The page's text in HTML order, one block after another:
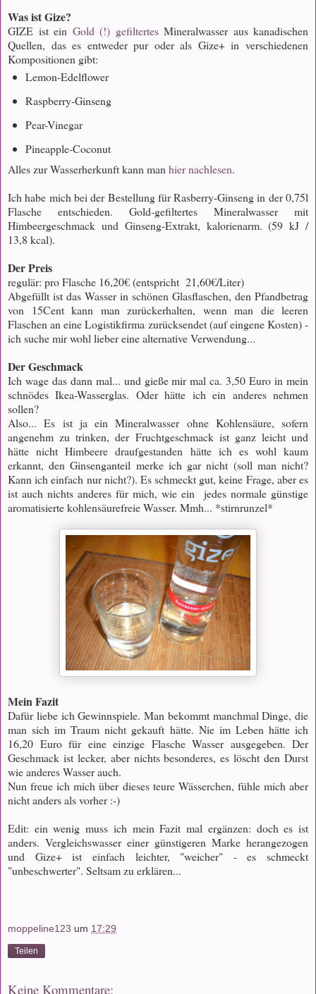
Was ist Gize?
GIZE ist ein Gold (!) gefiltertesMineralwasser aus kanadischen
Quellen, das es entweder pur oder als Gize+ in verschiedenen
Kompositionen gibt:
Lemon-Edelflower
Raspberry-Ginseng
Pear-Vinegar
Pineapple-Coconut
Alles zur Wasserherkunft kann man hier nachlesen.
Ich habe mich bei der Bestellung für Rasberry-Ginseng in der 0,75l
Flasche entschieden. Gold-gefiltertes Mineralwasser mit
Himbeergeschmack und Ginseng-Extrakt, kalorienarm. (59 kJ /
13,8 kcal).
Der Preis
regulär: pro Flasche 16,20€ (entspricht 21,60€/Liter)
Abgefüllt ist das Wasser in schönen Glasflaschen, den Pfandbetrag
von 15Cent kann man zurückerhalten, wenn man die leeren
Flaschen an eine Logistikfirma zurücksendet (auf eingene Kosten) -
ich suche mir wohl lieber eine alternative Verwendung...
Der Geschmack
Ich wage das dann mal... und gieße mir mal ca. 3,50 Euro in mein
schnödes Ikea-Wasserglas. Oder hätte ich ein anderes nehmen
sollen?
Also... Es ist ja ein Mineralwasser ohne Kohlensäure, sofern
angenehm zu trinken, der Fruchtgeschmack ist ganz leicht und
hätte nicht Himbeere draufgestanden hätte ich es wohl kaum
erkannt, den Ginsenganteil merke ich gar nicht (soll man nicht?
Kann ich einfach nur nicht?). Es schmeckt gut, keine Frage, aber es
ist auch nichts anderes für mich, wie ein jedes normale günstige
aromatisierte kohlensäurefreie Wasser. Mmh... *stirnrunzel*
Mein Fazit
Dafür liebe ich Gewinnspiele. Man bekommt manchmal Dinge, die
man sich im Traum nicht gekauft hätte. Nie im Leben hätte ich
16,20 Euro für eine einzige Flasche Wasser ausgegeben. Der
Geschmack ist lecker, aber nichts besonderes, es löscht den Durst
wie anderes Wasser auch.
Nun freue ich mich über dieses teure Wässerchen, fühle mich aber
nicht anders als vorher :-)
Edit: ein wenig muss ich mein Fazit mal ergänzen: doch es ist
anders. Vergleichswasser einer günstigeren Marke herangezogen
und Gize+ ist einfach leichter, "weicher" - es schmeckt
"unbeschwerter". Seltsam zu erklären...
moppeline123 um 17:29
Teilen
Keine Kommentare: